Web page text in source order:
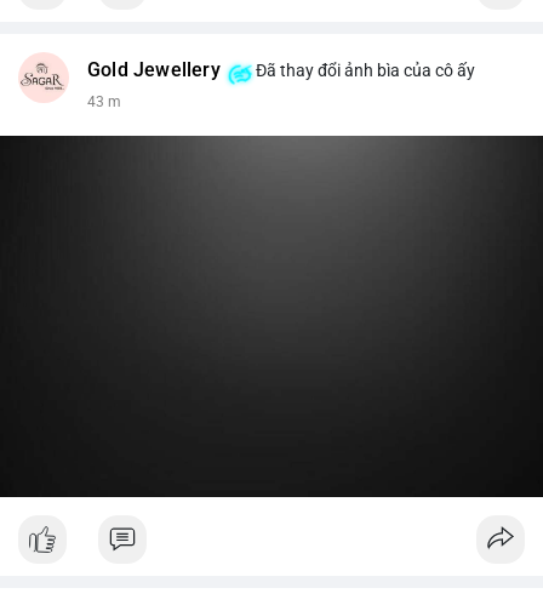
Gold Jewellery Đã thay đổi ảnh bìa của cô ấy
43 m